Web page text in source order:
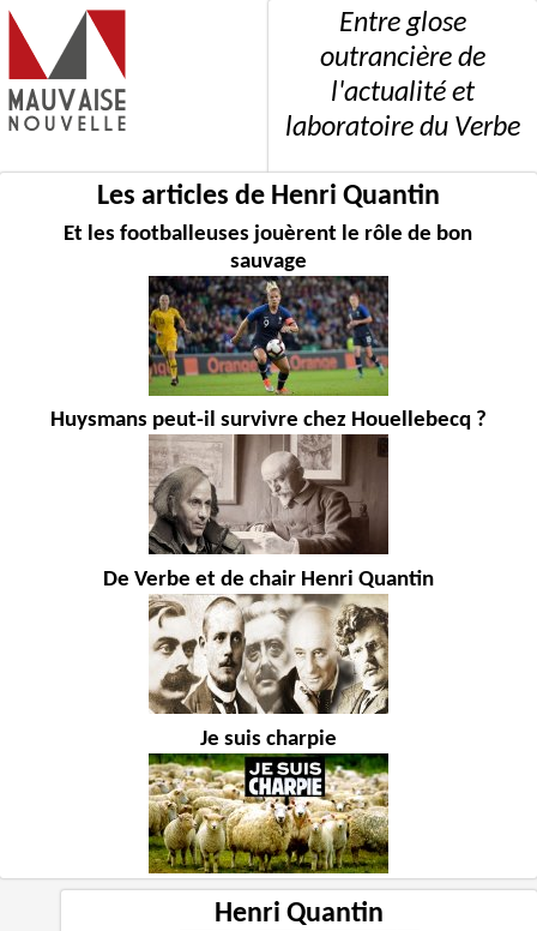
Entre glose
outrancière de
l'actualité et
laboratoire du Verbe
Les articles de Henri Quantin
Et les footballeuses jouèrent le rôle de bon
sauvage
Huysmans peut-il survivre chez Houellebecq ?
De Verbe et de chair Henri Quantin
Je suis charpie
Henri Quantin